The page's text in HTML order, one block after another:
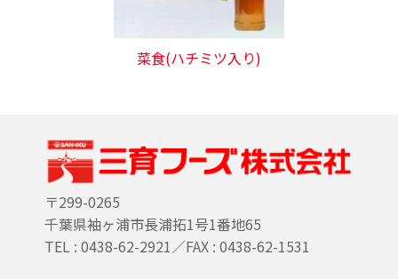
菜食(ハチミツ入り)
〒299-0265
千葉県袖ヶ浦市長浦拓1号1番地65
TEL : 0438-62-2921／FAX : 0438-62-1531